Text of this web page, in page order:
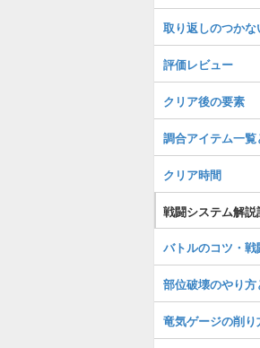
取り返しのつかな
評価レビュー
クリア後の要素
調合アイテム一
クリア時間
戦闘システム解説
バトルのコツ・
部位破壊のやり方
竜気ゲージの削り